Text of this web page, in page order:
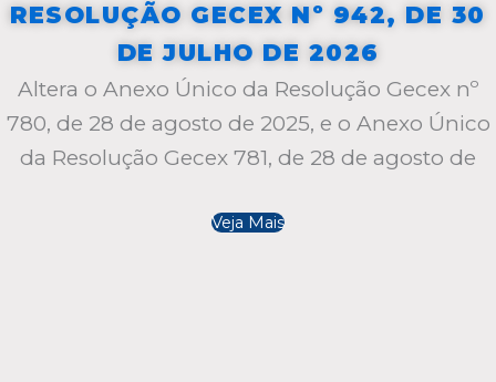
RESOLUÇÃO GECEX Nº 942, DE 30
DE JULHO DE 2026
Altera o Anexo Único da Resolução Gecex nº
780, de 28 de agosto de 2025, e o Anexo Único
da Resolução Gecex 781, de 28 de agosto de
Veja Mais